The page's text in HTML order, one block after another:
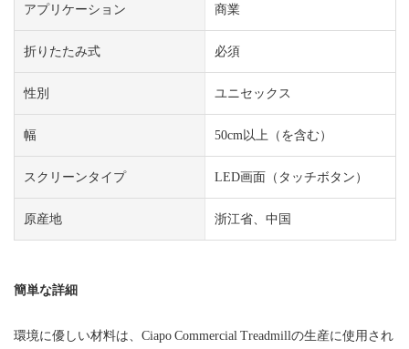
アプリケーション 商業
折りたたみ式 必須
性別 ユニセックス
幅 50cm以上（を含む）
スクリーンタイプ LED画面（タッチボタン）
原産地 浙江省、中国
簡単な詳細
環境に優しい材料は、Ciapo Commercial Treadmillの生産に使用され